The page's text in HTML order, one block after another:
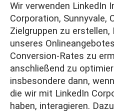
Wir verwenden LinkedIn
Corporation, Sunnyvale,
Zielgruppen zu erstellen,
unseres
Conversion-Rates zu
anschließend zu
insbesondere dann,
die wir mit LinkedIn
haben, interagieren.